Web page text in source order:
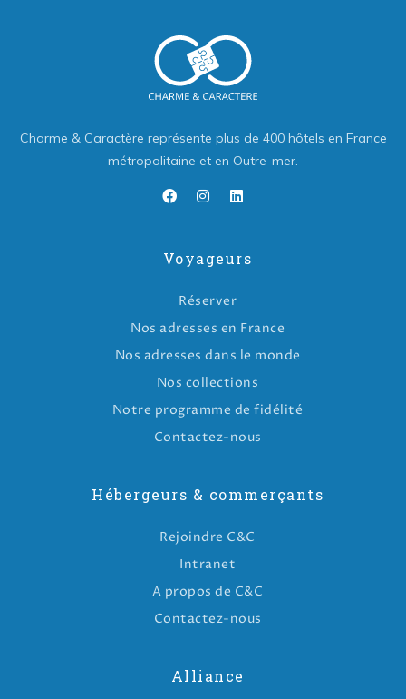
Charme & Caractère représente plus de 400 hôtels en France
métropolitaine et en Outre-mer.
Voyageurs
Réserver
Nos adresses en France
Nos adresses dans le monde
Nos collections
Notre programme de fidélité
Contactez-nous
Hébergeurs & commerçants
Rejoindre C&C
Intranet
A propos de C&C
Contactez-nous
Alliance